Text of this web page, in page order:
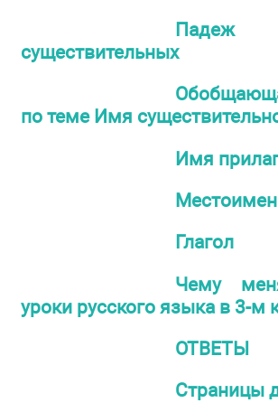
существительных
по теме Имя
Имя
Глагол
Чему
уроки русского языка в 3-м
ОТВЕТЫ
Страницы